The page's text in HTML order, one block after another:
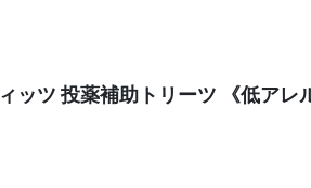
ッツ 投薬補助トリーツ 《低アレ